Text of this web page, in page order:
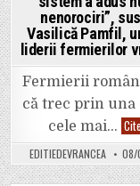
nenorociri”,
Vasilică Pamfil,
liderii fermierilor
Fermierii
că trec prin una
cele mai…
EDITIEDEVRANCEA 08/